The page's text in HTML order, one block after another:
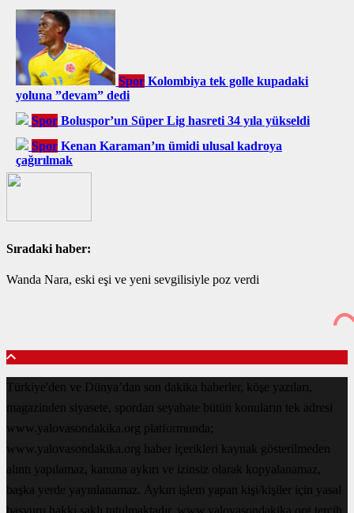
Spor Kolombiya tek golle kupadaki
yoluna ”devam” dedi
Spor Boluspor’un Süper Lig hasreti 34 yıla yükseldi
Spor Kenan Karaman’ın ümidi ulusal kadroya
çağırılmak
Sıradaki haber:
Wanda Nara, eski eşi ve yeni sevgilisiyle poz verdi
Türkiye'den ve Dünya’dan son dakika haberler, köşe yazıları,
magazinden siyasete, spordan seyahate bütün konuların tek adresi
www.yalovasondakika.org platformunda;
www.yalovasondakika.org haber içerikleri kaynak gösterilmeden
alıntı yapılamaz, kanuna aykırı ve izinsiz olarak kopyalanamaz,
başka yerde yayınlanamaz. Aykırı işlem yapan kişi/kişiler için yasal
başvuru hakkı saklı tutulmaktadır. www.yalovasondakika.org tercih